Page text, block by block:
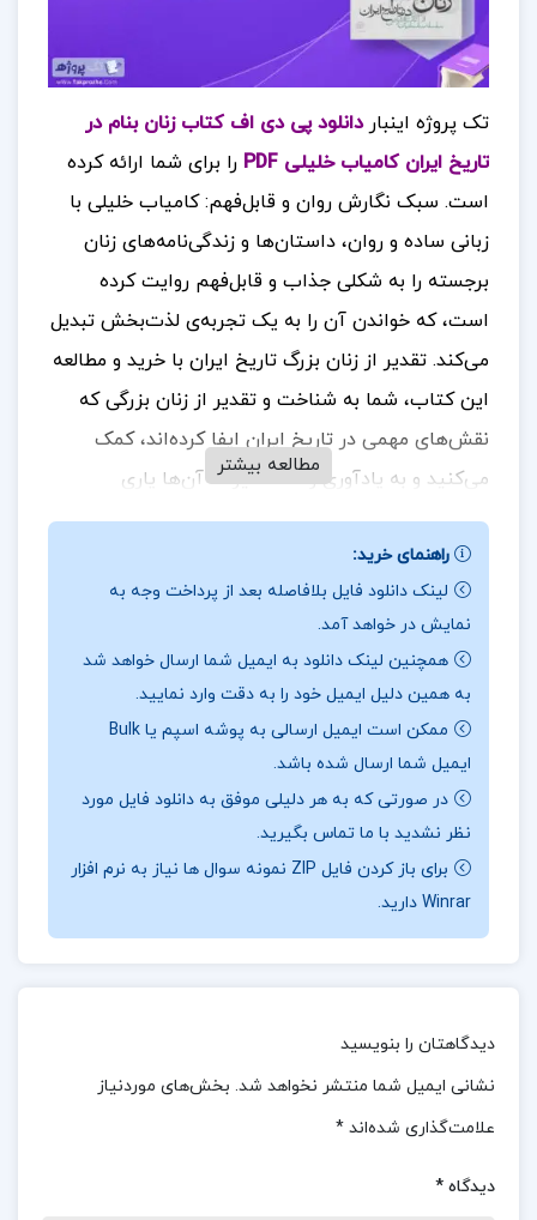
تک پروژه اینبار دانلود پی دی اف کتاب زنان بنام در
تاریخ ایران کامیاب خلیلی PDF
را برای شما ارائه کرده
است. سبک نگارش روان و قابل‌فهم: کامیاب خلیلی با
زبانی ساده و روان، داستان‌ها و زندگی‌نامه‌های زنان
برجسته را به شکلی جذاب و قابل‌فهم روایت کرده
است، که خواندن آن را به یک تجربه‌ی لذت‌بخش تبدیل
می‌کند. تقدیر از زنان بزرگ تاریخ ایران با خرید و مطالعه
این کتاب، شما به شناخت و تقدیر از زنان بزرگی که
نقش‌های مهمی در تاریخ ایران ایفا کرده‌اند، کمک
می‌کنید و به یادآوری و حفظ میراث آن‌ها یاری
می‌رسانید. تأثیرات فرهنگی و اجتماعی این کتاب به
شما کمک می‌کند تا بفهمید چگونه زنان ایرانی با تلاش
و پشتکار خود توانسته‌اند در شرایط سخت و دشوار به
موفقیت‌های بزرگی دست یابند و تأثیرات فرهنگی و
اجتماعی مثبتی داشته باشند .برای خرید و دانلود کتاب
های بیشتر همراه
باشید.
نقد کتاب زنان بنام در تاریخ ایران کامیاب خلیلی
این کتاب نه تنها به شما کمک می‌کند تا با تاریخ و
فرهنگ زنان ایرانی آشنا شوید، بلکه شما را به درک
بهتری از نقش و اهمیت زنان در تاریخ کشورمان
و ایستادگی‌های زنان در برابر نابرابری‌ها و دشواری‌های
بخشی از کتاب زنان بنام در تاریخ ایران کامیاب خلیلی
این کتاب در بخش‌های مختلف خود به شرح زندگی،
دستاوردها، و نقش‌های این زنان برجسته می‌پردازد. از
مطالعه بیشتر
راهنمای خرید:
لینک دانلود فایل بلافاصله بعد از پرداخت وجه به
نمایش در خواهد آمد.
همچنین لینک دانلود به ایمیل شما ارسال خواهد شد
به همین دلیل ایمیل خود را به دقت وارد نمایید.
ممکن است ایمیل ارسالی به پوشه اسپم یا Bulk
ایمیل شما ارسال شده باشد.
در صورتی که به هر دلیلی موفق به دانلود فایل مورد
نظر نشدید با ما تماس بگیرید.
برای باز کردن فایل ZIP نمونه سوال ها نیاز به نرم افزار
Winrar دارید.
دیدگاهتان را بنویسید
نشانی ایمیل شما منتشر نخواهد شد. بخش‌های موردنیاز
علامت‌گذاری شده‌اند *
دیدگاه *